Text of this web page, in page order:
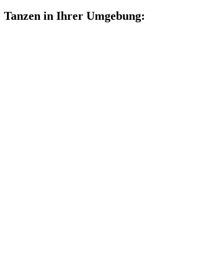
Tanzen in Ihrer Umgebung: